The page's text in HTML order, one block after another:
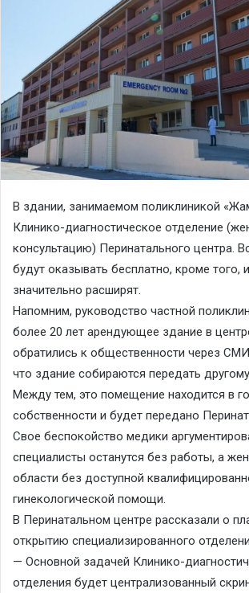
В здании, занимаемом поликлиникой
Клинико-диагностическое отделение
консультацию) Перинатального центра.
будут оказывать бесплатно, кроме того,
значительно расширят.
Напомним, руководство частной
более 20 лет арендующее здание в
обратились к общественности через
что здание собираются передать
Между тем, это помещение находится в
собственности и будет передано
Свое беспокойство медики
специалисты останутся без работы, а
области без доступной
гинекологической помощи.
В Перинатальном центре рассказали о
открытию специализированного
— Основной задачей Клинико-
отделения будет централизованный